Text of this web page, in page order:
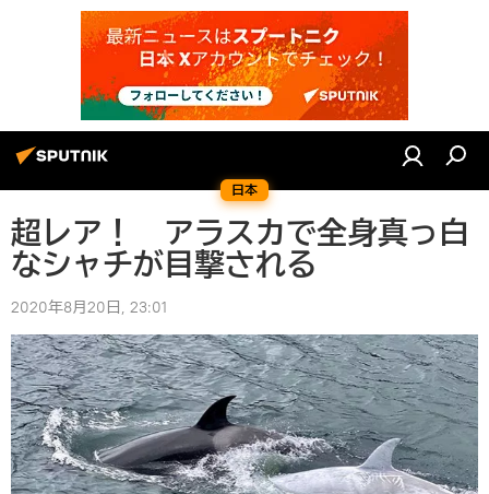
日本
超レア！ アラスカで全身真っ白
なシャチが目撃される
2020年8月20日, 23:01